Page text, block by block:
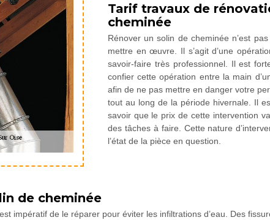
Tarif travaux de
cheminée
Rénover un solin de cheminée n’est
mettre en œuvre. Il s’agit d’une
savoir-faire très professionnel. Il est
confier cette opération entre la main
afin de ne pas mettre en danger votre
tout au long de la période hivernale. Il
savoir que le prix de cette intervention
des tâches à faire. Cette nature
l’état de la pièce en question.
de cheminée
impératif de le réparer pour éviter les infiltrations d’eau. Des